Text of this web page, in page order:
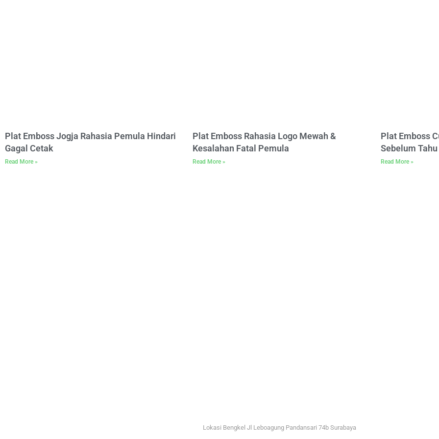
Plat Emboss Jogja Rahasia Pemula Hindari
Gagal Cetak
Read More »
Plat Emboss Rahasia Logo Mewah &
Kesalahan Fatal Pemula
Read More »
Plat Emboss
Sebelum
Read More »
Lokasi Bengkel Jl Leboagung Pandansari 74b Surabaya